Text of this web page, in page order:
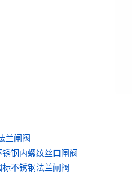
兰闸阀
锈钢内螺纹丝口闸阀
标不锈钢法兰闸阀